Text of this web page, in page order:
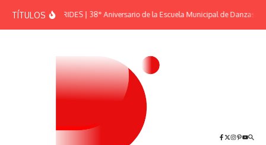
TÍTULOSEFEMÉRIDES | 38° Aniversario de la Escuela Municipal de Danzas “El